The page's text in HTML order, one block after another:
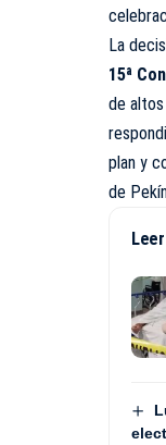
La
15ª
de altos
plan y
de